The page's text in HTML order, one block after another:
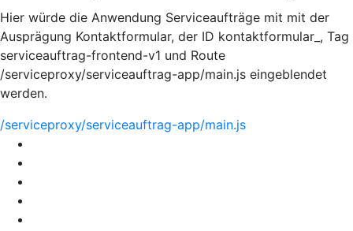
Hier würde die Anwendung Serviceaufträge mit mit der
Ausprägung Kontaktformular, der ID kontaktformular_, Tag
serviceauftrag-frontend-v1 und Route
/serviceproxy/serviceauftrag-app/main.js eingeblendet
werden.
/serviceproxy/serviceauftrag-app/main.js